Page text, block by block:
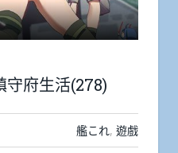
府生活(278)
艦これ, 遊戲